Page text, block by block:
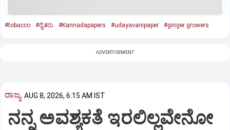
#tobacco #ರೈತರು #Kannadapapers #udayavanipaper #ginger growers
ADVERTISEMENT
ರಾಜ್ಯ AUG 8, 2026, 6:15 AM IST
ನನ್ನ ಅವಶ್ಯಕತೆ ಇರಲಿಲ್ಲವೇನೋ